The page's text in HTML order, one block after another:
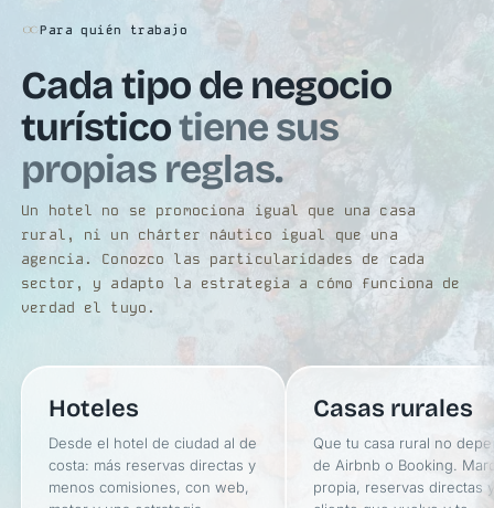
Para quién trabajo
Cada tipo de negocio
turísticotiene sus
propias reglas.
Un hotel no se promociona igual que una casa
rural, ni un chárter náutico igual que una
agencia. Conozco las particularidades de cada
sector, y adapto la estrategia a cómo funciona de
verdad el tuyo.
Hoteles
Desde el hotel de ciudad al de
costa: más reservas directas y
menos comisiones, con web,
Casas rurales
Que tu casa rural no
de Airbnb o Booking.
propia, reservas directas